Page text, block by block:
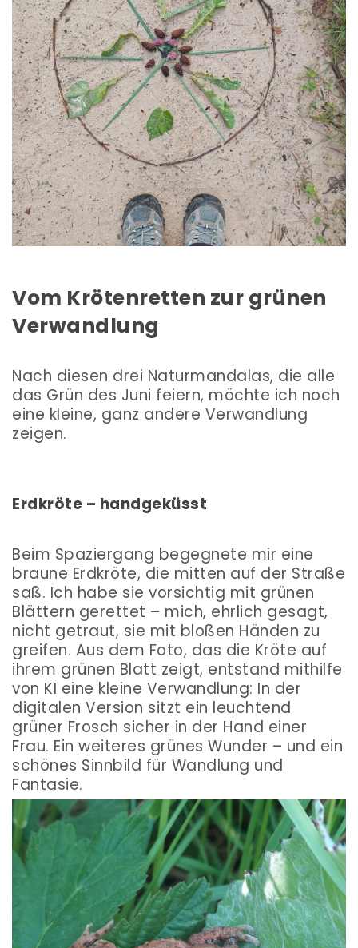
Vom Krötenretten zur grünen
Verwandlung
Nach diesen drei Naturmandalas, die alle
das Grün des Juni feiern, möchte ich noch
eine kleine, ganz andere Verwandlung
zeigen.
Erdkröte – handgeküsst
Beim Spaziergang begegnete mir eine
braune Erdkröte, die mitten auf der Straße
saß. Ich habe sie vorsichtig mit grünen
Blättern gerettet – mich, ehrlich gesagt,
nicht getraut, sie mit bloßen Händen zu
greifen. Aus dem Foto, das die Kröte auf
ihrem grünen Blatt zeigt, entstand mithilfe
von KI eine kleine Verwandlung: In der
digitalen Version sitzt ein leuchtend
grüner Frosch sicher in der Hand einer
Frau. Ein weiteres grünes Wunder – und ein
schönes Sinnbild für Wandlung und
Fantasie.